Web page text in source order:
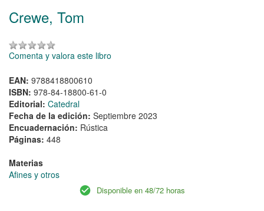
Crewe, Tom
Comenta y valora este libro
EAN: 9788418800610
ISBN: 978-84-18800-61-0
Editorial: Catedral
Fecha de la edición: Septiembre 2023
Encuadernación: Rústica
Páginas: 448
Materias
Afines y otros
Disponible en 48/72 horas